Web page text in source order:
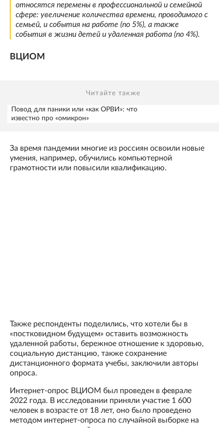
относятся перемены в профессиональной и семейной
сфере: увеличение количества времени, проводимого с
семьей, и события на работе (по 5%), а также
события в жизни детей и удаленная работа (по 4%).
ВЦИОМ
Читайте также
Повод для паники или «как ОРВИ»: что
известно про «омикрон»
За время пандемии многие из россиян освоили новые
умения, например, обучились компьютерной
грамотности или повысили квалификацию.
Также респонденты поделились, что хотели бы в
«постковидном будущем» оставить возможность
удаленной работы, бережное отношение к здоровью,
социальную дистанцию, также сохранение
дистанционного формата учебы, заключили авторы
опроса.
Интернет-опрос ВЦИОМ был проведен в феврале
2022 года. В исследовании приняли участие 1 600
человек в возрасте от 18 лет, оно было проведено
методом интернет-опроса по случайной выборке на